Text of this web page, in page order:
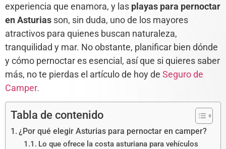
experiencia que enamora, y las playas para pernoctar
en Asturias son, sin duda, uno de los mayores
atractivos para quienes buscan naturaleza,
tranquilidad y mar. No obstante, planificar bien dónde
y cómo pernoctar es esencial, así que si quieres saber
más, no te pierdas el artículo de hoy de Seguro de
Camper.
Tabla de contenido
¿Por qué elegir Asturias para pernoctar en camper?
Lo que ofrece la costa asturiana para vehículos